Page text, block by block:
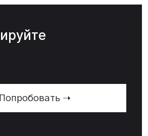
Попробовать ➝